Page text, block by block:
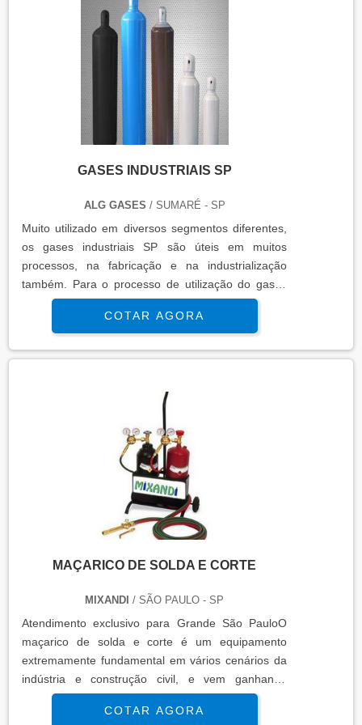
nossos clientes devidamente habilitada pelo
Conselho Regional de Farmácia (CRF).Com um
serviço e maçarico de corte completo com cilindro
de alta qualidade, e para maior praticidade, os
clientes podem contar com um sistema de
informação disponível através de ferramentas
como: WhatsApp, e-mail, telefone, site e
atendimento pessoal. A empresa estará pronta
para um atendimento de excelência! Solicite já um
GASES INDUSTRIAIS SP
ALG GASES / SUMARÉ - SP
Muito utilizado em diversos segmentos diferentes,
os gases industriais SP são úteis em muitos
processos, na fabricação e na industrialização
também. Para o processo de utilização do gases
industriais SP, se faz necessário saber qual a sua
real necessidade. Sabendo que o uso de gases é
essencial para muitas indústrias, algumas
empresas buscam companhias que sejam
mesmos. Uma das grandes indústrias cons....
COTAR AGORA
MAÇARICO DE SOLDA E CORTE
MIXANDI / SÃO PAULO - SP
Atendimento exclusivo para Grande São PauloO
maçarico de solda e corte é um equipamento
extremamente fundamental em vários cenários da
indústria e construção civil, e vem ganhando
espaço como uma ferramenta eficiente e de alto
desempenho. Com altas temperaturas, o maçarico
COTAR AGORA